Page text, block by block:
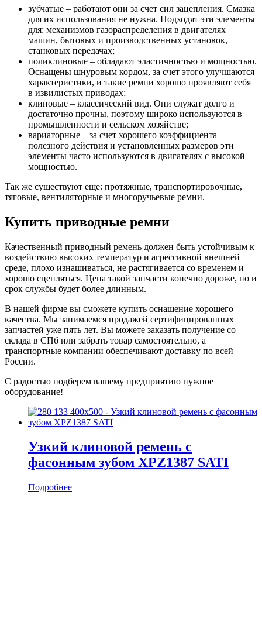
зубчатые – работают они за счет сил зацепления. Смазка
для их использования не нужна. Подходят эти элементы
для: механизмов газораспределения в двигателях
машин, бытовых и производственных установок,
станковых передачах;
поликлиновые – обладают эластичностью и мощностью.
Оснащены шнуровым кордом, за счет этого улучшаются
характеристики, и такие ремни хорошо проявляют себя
в извилистых приводах;
клиновые – классический вид. Они служат долго и
достаточно прочны, поэтому широко используются в
промышленности и сельском хозяйстве;
вариаторные – за счет хорошего коэффициента
полезного действия и установленных размеров эти
элементы часто используются в двигателях с высокой
мощностью.
Так же существуют еще: протяжные, транспортировочные,
тяговые, вентиляторные и многоручьевые ремни.
Купить приводные ремни
Качественный приводный ремень должен быть устойчивым к
воздействию высоких температур и агрессивной внешней
среде, плохо изнашиваться, не растягивается со временем и
хорошо сцепляться. Цена такой запчасти конечно дороже, но и
срок службы будет более длинным.
В нашей фирме вы сможете купить оснащение хорошего
качества. Мы занимаемся продажей сертифицированных
запчастей уже пять лет. Вы можете заказать получение со
склада в СПб или забрать товар самостоятельно, а
транспортные компании обеспечивают доставку по всей
России.
С радостью подберем вашему предприятию нужное
оборудование!
Узкий клиновой ремень с
фасонным зубом XPZ1387 SATI
Подробнее